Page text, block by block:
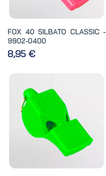
FOX 40 SILBATO CLASSIC -
9902-0400
8,95 €